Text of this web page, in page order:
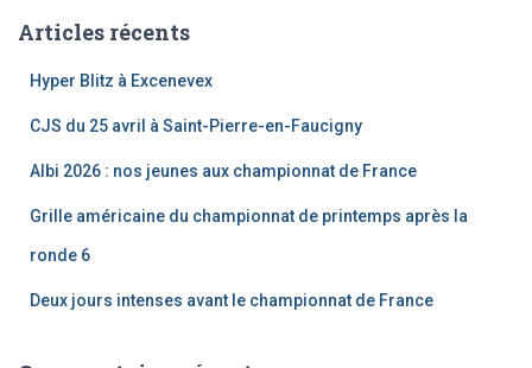
rArticles récents
Hyper Blitz à Excenevex
CJS du 25 avril à Saint-Pierre-en-Faucigny
Albi 2026 : nos jeunes aux championnat de France
Grille américaine du championnat de printemps après la
ronde 6
Deux jours intenses avant le championnat de France